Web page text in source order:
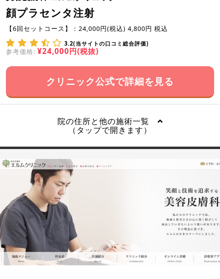
顔プラセンタ注射
【6回セットコース】：24,000円(税込) 4,800円 税込
3.2(当サイトの口コミ総合評価)
参考価格: ¥24,000円(税抜)
クリニック公式で詳細を見る
院の住所と他の施術一覧
（タップで開きます）